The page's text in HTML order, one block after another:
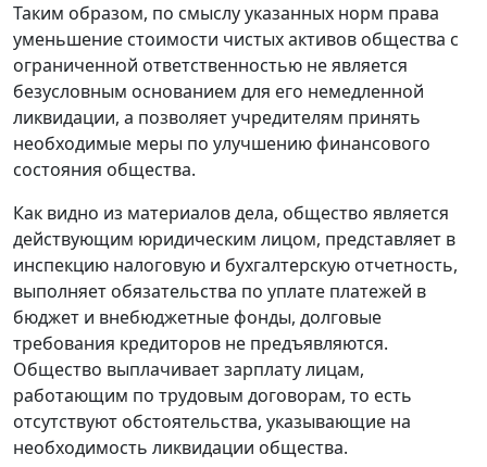
Таким образом, по смыслу указанных норм права
уменьшение стоимости чистых активов общества с
ограниченной ответственностью не является
безусловным основанием для его немедленной
ликвидации, а позволяет учредителям принять
необходимые меры по улучшению финансового
состояния общества.
Как видно из материалов дела, общество является
действующим юридическим лицом, представляет в
инспекцию налоговую и бухгалтерскую отчетность,
выполняет обязательства по уплате платежей в
бюджет и внебюджетные фонды, долговые
требования кредиторов не предъявляются.
Общество выплачивает зарплату лицам,
работающим по трудовым договорам, то есть
отсутствуют обстоятельства, указывающие на
необходимость ликвидации общества.